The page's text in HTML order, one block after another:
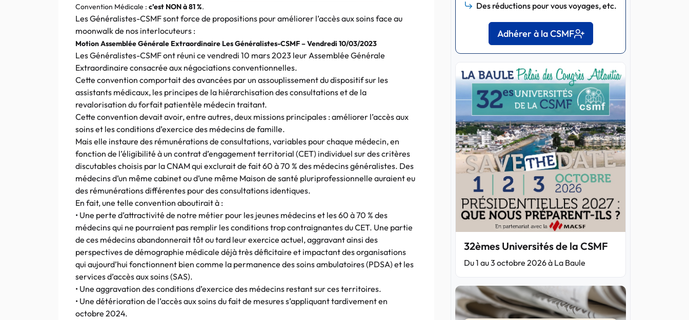
Convention Médicale : c’est NON à 81 %.
Les Généralistes-CSMF sont force de propositions pour améliorer l’accès aux soins face au
moonwalk de nos interlocuteurs :
Motion Assemblée Générale Extraordinaire Les Généralistes-CSMF – Vendredi 10/03/2023
Les Généralistes-CSMF ont réuni ce vendredi 10 mars 2023 leur Assemblée Générale
Extraordinaire consacrée aux négociations conventionnelles.
Cette convention comportait des avancées par un assouplissement du dispositif sur les
assistants médicaux, les principes de la hiérarchisation des consultations et de la
revalorisation du forfait patientèle médecin traitant.
Cette convention devait avoir, entre autres, deux missions principales : améliorer l’accès aux
soins et les conditions d’exercice des médecins de famille.
Mais elle instaure des rémunérations de consultations, variables pour chaque médecin, en
fonction de l’éligibilité à un contrat d’engagement territorial (CET) individuel sur des critères
discutables choisis par la CNAM qui exclurait de fait 60 à 70 % des médecins généralistes. Des
médecins d’un même cabinet ou d’une même Maison de santé pluriprofessionnelle auraient eu
des rémunérations différentes pour des consultations identiques.
En fait, une telle convention aboutirait à :
• Une perte d’attractivité de notre métier pour les jeunes médecins et les 60 à 70 % des
médecins qui ne pourraient pas remplir les conditions trop contraignantes du CET. Une partie
de ces médecins abandonnerait tôt ou tard leur exercice actuel, aggravant ainsi des
perspectives de démographie médicale déjà très déficitaire et impactant des organisations
qui aujourd’hui fonctionnent bien comme la permanence des soins ambulatoires (PDSA) et les
services d’accès aux soins (SAS).
• Une aggravation des conditions d’exercice des médecins restant sur ces territoires.
• Une détérioration de l’accès aux soins du fait de mesures s’appliquant tardivement en
octobre 2024.
Des réductions pour vous voyages, etc.
Adhérer à la CSMF
32èmes Universités de la CSMF
Du 1 au 3 octobre 2026 à La Baule